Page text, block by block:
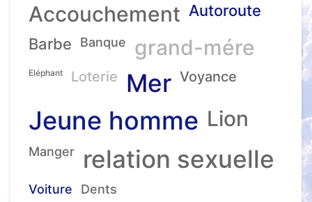
Accouchement Autoroute
Barbe
Banque grand-mére
Eléphant Loterie Mer Voyance
Jeune homme Lion
Manger relation sexuelle
Voiture Dents